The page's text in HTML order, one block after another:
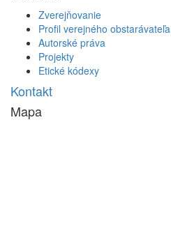
Zverejňovanie
Profil verejného obstarávateľa
Autorské práva
Projekty
Etické kódexy
Kontakt
Mapa